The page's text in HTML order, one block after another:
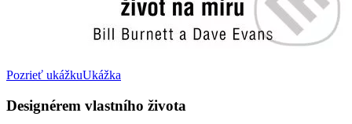
Pozrieť ukážkuUkážka
Designérem vlastního života